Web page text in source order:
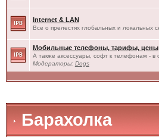
Internet & LAN
Все о прелестях глобальных и локальных
Мобильные телефоны, тарифы, цены
А также аксессуары, софт к телефонам -
Модераторы: Dogs
Барахолка